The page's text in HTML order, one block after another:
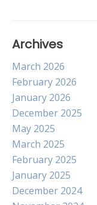
Archives
March 2026
February 2026
January 2026
December 2025
May 2025
March 2025
February 2025
January 2025
December 2024